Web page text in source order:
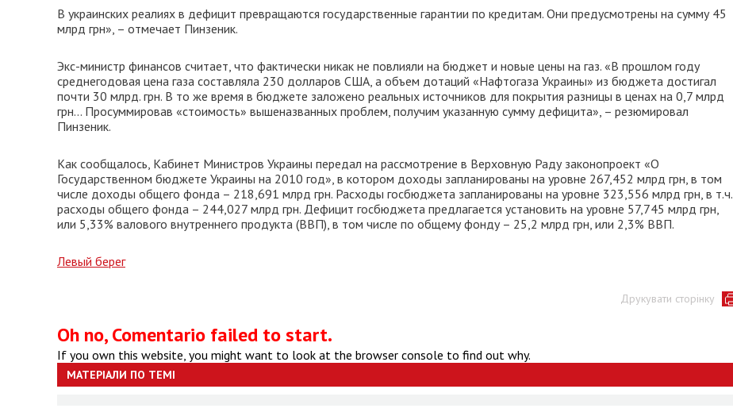
В украинских реалиях в дефицит превращаются государственные гарантии по кредитам. Они предусмотрены на сумму 45
млрд грн», – отмечает Пинзеник.
Экс-министр финансов считает, что фактически никак не повлияли на бюджет и новые цены на газ. «В прошлом году
среднегодовая цена газа составляла 230 долларов США, а объем дотаций «Нафтогаза Украины» из бюджета достигал
почти 30 млрд. грн. В то же время в бюджете заложено реальных источников для покрытия разницы в ценах на 0,7 млрд
грн… Просуммировав «стоимость» вышеназванных проблем, получим указанную сумму дефицита», – резюмировал
Пинзеник.
Как сообщалось, Кабинет Министров Украины передал на рассмотрение в Верховную Раду законопроект «О
Государственном бюджете Украины на 2010 год», в котором доходы запланированы на уровне 267,452 млрд грн, в том
числе доходы общего фонда – 218,691 млрд грн. Расходы госбюджета запланированы на уровне 323,556 млрд грн, в т.ч.
расходы общего фонда – 244,027 млрд грн. Дефицит госбюджета предлагается установить на уровне 57,745 млрд грн,
или 5,33% валового внутреннего продукта (ВВП), в том числе по общему фонду – 25,2 млрд грн, или 2,3% ВВП.
Левый берег
Друкувати сторінку
Oh no, Comentario failed to start.
If you own this website, you might want to look at the browser console to find out why.
МАТЕРІАЛИ ПО ТЕМІ